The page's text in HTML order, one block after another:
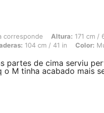
Altura: 171 cm / 67 in,
corresponde Altura: 171 cm /
104 cm / 41 in Color:
partes de cima serviu
M tinha acabado mais